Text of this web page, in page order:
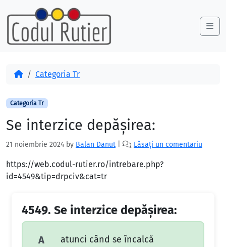
Skip to content
Skip to footer
AcasăCategoria Tr
Categoria Tr
Se interzice depășirea:
21 noiembrie 2024 by Balan Danut Lăsați un comentariu
https://web.codul-rutier.ro/intrebare.php?
id=4549&tip=drpciv&cat=tr
4549. Se interzice depășirea:
A
atunci când se încalcă